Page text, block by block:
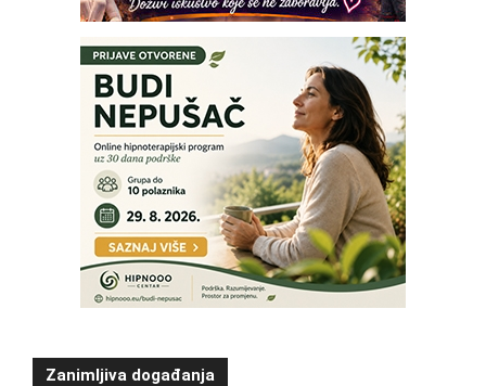
Zanimljiva događanja